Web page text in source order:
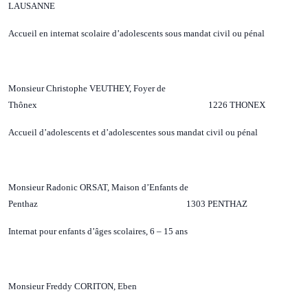
LAUSANNE
Accueil en internat scolaire d’adolescents sous mandat civil ou pénal
Monsieur Christophe VEUTHEY, Foyer de
Thônex 1226 THONEX
Accueil d’adolescents et d’adolescentes sous mandat civil ou pénal
Monsieur Radonic ORSAT, Maison d’Enfants de
Penthaz 1303 PENTHAZ
Internat pour enfants d’âges scolaires, 6 – 15 ans
Monsieur Freddy CORITON, Eben